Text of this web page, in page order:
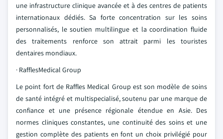
une infrastructure clinique avancée et à des centres de patients
internationaux dédiés. Sa forte concentration sur les soins
personnalisés, le soutien multilingue et la coordination fluide
des traitements renforce son attrait parmi les touristes
dentaires mondiaux.
· RafflesMedical Group
Le point fort de Raffles Medical Group est son modèle de soins
de santé intégré et multispecialisé, soutenu par une marque de
confiance et une présence régionale étendue en Asie. Des
normes cliniques constantes, une continuité des soins et une
gestion complète des patients en font un choix privilégié pour